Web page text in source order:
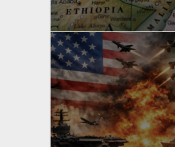
yazan
Bahri Ak